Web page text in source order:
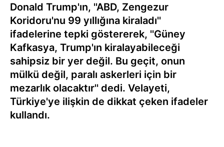
Donald Trump'ın, ''ABD, Zengezur
Koridoru'nu 99 yıllığına kiraladı''
ifadelerine tepki göstererek, ''Güney
Kafkasya, Trump'ın kiralayabileceği
sahipsiz bir yer değil. Bu geçit, onun
mülkü değil, paralı askerleri için bir
mezarlık olacaktır'' dedi. Velayeti,
Türkiye'ye ilişkin de dikkat çeken ifadeler
kullandı.